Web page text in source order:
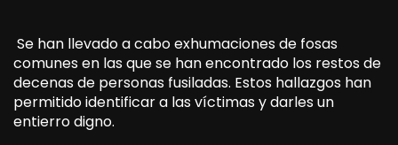
Se han llevado a cabo exhumaciones de fosas
comunes en las que se han encontrado los restos de
decenas de personas fusiladas. Estos hallazgos han
permitido identificar a las víctimas y darles un
entierro digno.